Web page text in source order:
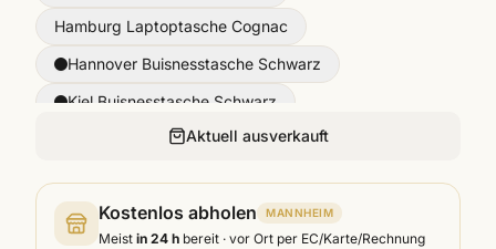
Hamburg Laptoptasche Cognac
Hannover Buisnesstasche Schwarz
Kiel Buisnesstasche Schwarz
Mainz Buisnesstasche Schwarz
Aktuell ausverkauft
Kostenlos abholen MANNHEIM
Meist in 24 h bereit · vor Ort per EC/Karte/Rechnung